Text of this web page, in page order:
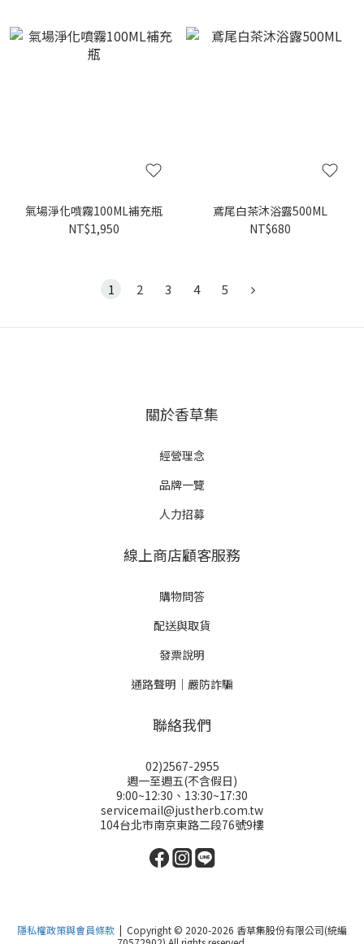
氣場淨化噴霧100ML補充瓶
NT$1,950
鳶尾白茶沐浴露500ML
NT$680
1 2 3 4 5
關於香草集
經營理念
品牌一覽
人力招募
線上商店顧客服務
購物問答
配送與取貨
發票說明
通路聲明｜嚴防詐騙
聯絡我們
02)2567-2955
週一至週五(不含假日)
9:00~12:30、13:30~17:30
servicemail@justherb.com.tw
104台北市南京東路二段76號9樓
隱私權政策與會員條款 | Copyright © 2020-2026 香草集股份有限公司(統編